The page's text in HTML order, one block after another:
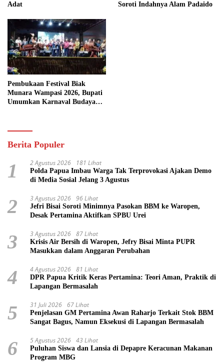
Adat
Soroti Indahnya Alam Padaido
Pembukaan Festival Biak
Munara Wampasi 2026, Bupati
Umumkan Karnaval Budaya
Berita Populer
1 2 Agustus 2026 181 Lihat
Polda Papua Imbau Warga Tak Terprovokasi Ajakan Demo
di Media Sosial Jelang 3 Agustus
2 3 Agustus 2026 96 Lihat
Jefri Bisai Soroti Minimnya Pasokan BBM ke Waropen,
Desak Pertamina Aktifkan SPBU Urei
3 3 Agustus 2026 87 Lihat
Krisis Air Bersih di Waropen, Jefry Bisai Minta PUPR
Masukkan dalam Anggaran Perubahan
4 4 Agustus 2026 81 Lihat
DPR Papua Kritik Keras Pertamina: Teori Aman, Praktik di
Lapangan Bermasalah
5 31 Juli 2026 67 Lihat
Penjelasan GM Pertamina Awan Raharjo Terkait Stok BBM
Sangat Bagus, Namun Eksekusi di Lapangan Bermasalah
6 5 Agustus 2026 43 Lihat
Puluhan Siswa dan Lansia di Depapre Keracunan Makanan
Program MBG